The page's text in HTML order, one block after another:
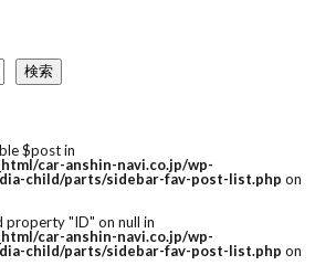
検索
$post in
car-anshin-navi.co.jp/wp-
child/parts/sidebar-fav-post-list.php on
property "ID" on null in
car-anshin-navi.co.jp/wp-
child/parts/sidebar-fav-post-list.php on